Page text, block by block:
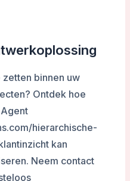
binnen uw
Ontdek hoe
hierarchische-
kan
Neem contact